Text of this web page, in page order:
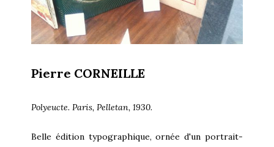
Pierre CORNEILLE
Polyeucte. Paris, Pelletan, 1930.
Belle édition typographique, ornée d'un portrait-